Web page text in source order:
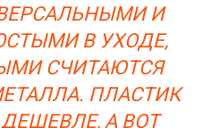
И
В УХОДЕ,
СЧИТАЮТСЯ
ПЛАСТИК
А ВОТ